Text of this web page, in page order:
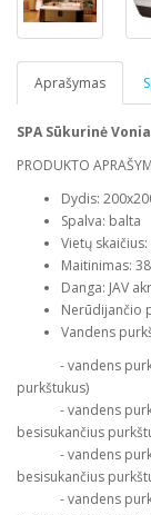
Aprašymas
SPA Sūkurinė
PRODUKTO
Dydis:
Spalva: balta
Vietų
Maitinimas:
Danga: JAV
Nerūdijančio
Vandens
- vandens
purkštukus)
- vandens
besisukančius
- vandens
besisukančius
- vandens